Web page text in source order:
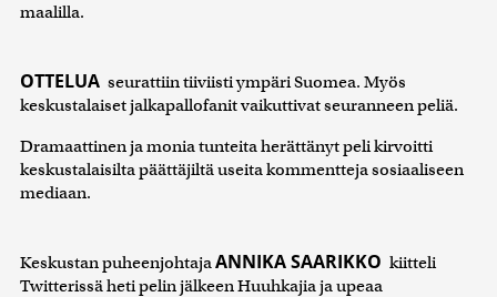
maalilla.
OTTELUA seurattiin tiiviisti ympäri Suomea. Myös
keskustalaiset jalkapallofanit vaikuttivat seuranneen peliä.
Dramaattinen ja monia tunteita herättänyt peli kirvoitti
keskustalaisilta päättäjiltä useita kommentteja sosiaaliseen
mediaan.
Keskustan puheenjohtajaANNIKA SAARIKKO kiitteli
Twitterissä heti pelin jälkeen Huuhkajia ja upeaa